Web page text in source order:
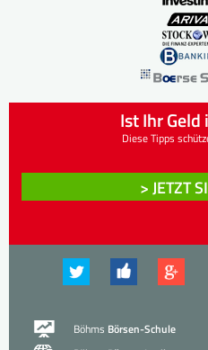
Ist Ihr Geld
Diese Tipps
> JETZT
Böhms Börsen-Schule